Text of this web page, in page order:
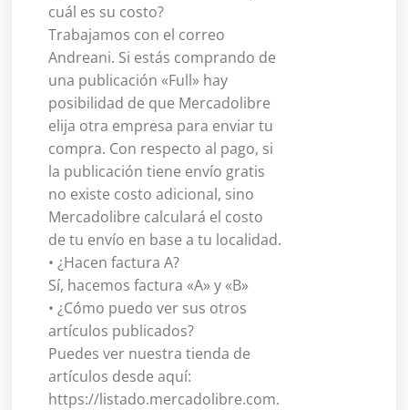
cuál es su costo?
Trabajamos con el correo
Andreani. Si estás comprando de
una publicación «Full» hay
posibilidad de que Mercadolibre
elija otra empresa para enviar tu
compra. Con respecto al pago, si
la publicación tiene envío gratis
no existe costo adicional, sino
Mercadolibre calculará el costo
de tu envío en base a tu localidad.
• ¿Hacen factura A?
Sí, hacemos factura «A» y «B»
• ¿Cómo puedo ver sus otros
artículos publicados?
Puedes ver nuestra tienda de
artículos desde aquí:
https://listado.mercadolibre.com.